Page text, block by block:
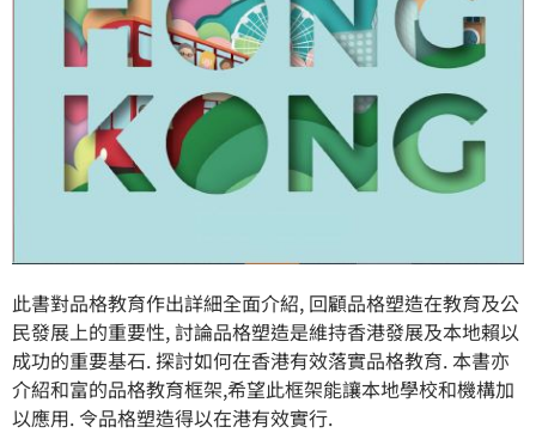
此書對品格教育作出詳細全面介紹, 回顧品格塑造在教育及公
民發展上的重要性, 討論品格塑造是維持香港發展及本地賴以
成功的重要基石. 探討如何在香港有效落實品格教育. 本書亦
介紹和富的品格教育框架,希望此框架能讓本地學校和機構加
以應用. 令品格塑造得以在港有效實行.